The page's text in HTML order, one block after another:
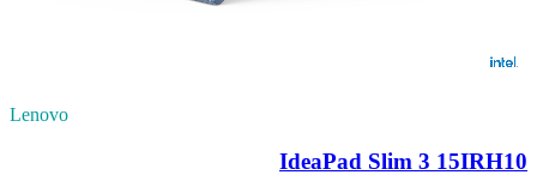
Lenovo
IdeaPad Slim 3 15IRH10